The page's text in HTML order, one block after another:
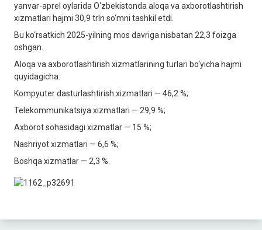
yanvar-aprel oylarida O‘zbekistonda aloqa va axborotlashtirish
xizmatlari hajmi 30,9 trln so‘mni tashkil etdi.
Bu ko‘rsatkich 2025-yilning mos davriga nisbatan 22,3 foizga
oshgan.
Aloqa va axborotlashtirish xizmatlarining turlari bo‘yicha hajmi
quyidagicha:
Kompyuter dasturlashtirish xizmatlari — 46,2 %;
Telekommunikatsiya xizmatlari — 29,9 %;
Axborot sohasidagi xizmatlar — 15 %;
Nashriyot xizmatlari — 6,6 %;
Boshqa xizmatlar — 2,3 %.